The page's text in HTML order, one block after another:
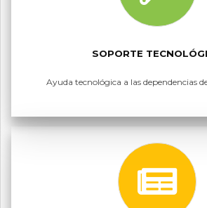
SOPORTE
Ayuda tecnológica a las dependencias